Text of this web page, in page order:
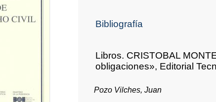
Bibliografía
Libros. CRISTOBAL
obligaciones», Editorial
Pozo Vilches, Juan